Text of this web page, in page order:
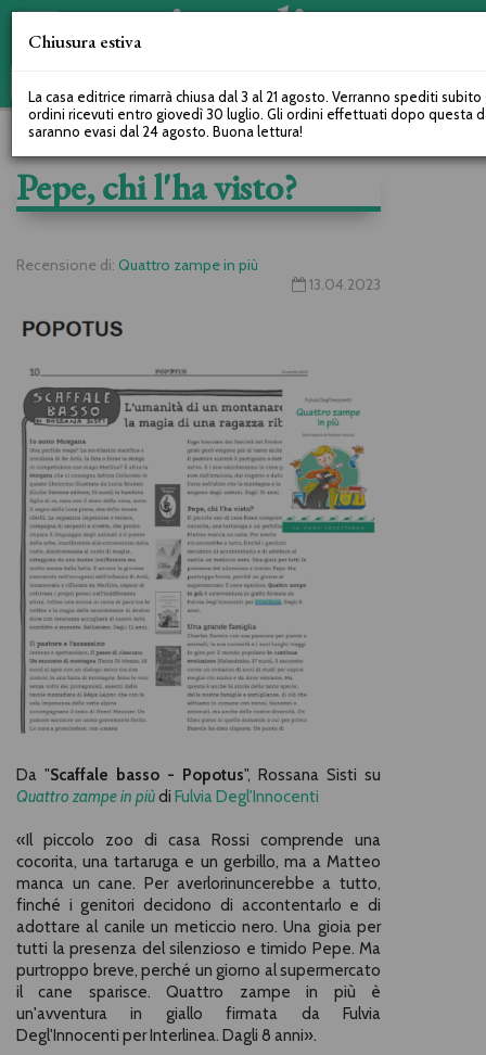
Pepe, chi l'ha visto?
Recensione di: Quattro zampe in più
13.04.2023
Da "Scaffale basso - Popotus", Rossana Sisti su
Quattro zampe in piùdi Fulvia Degl'Innocenti
«Il piccolo zoo di casa Rossi comprende una
cocorita, una tartaruga e un gerbillo, ma a Matteo
manca un cane. Per averlorinuncerebbe a tutto,
finché i genitori decidono di accontentarlo e di
adottare al canile un meticcio nero. Una gioia per
tutti la presenza del silenzioso e timido Pepe. Ma
purtroppo breve, perché un giorno al supermercato
il cane sparisce. Quattro zampe in più è
un'avventura in giallo firmata da Fulvia
Degl'Innocenti per Interlinea. Dagli 8 anni».
Chiusura estiva
La casa editrice rimarrà chiusa dal 3 al 21 agosto. Verranno spediti subito
ordini ricevuti entro giovedì 30 luglio. Gli ordini effettuati dopo questa
saranno evasi dal 24 agosto. Buona lettura!